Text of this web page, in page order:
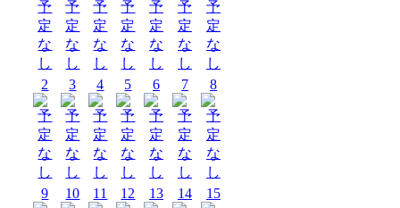
2 3 4 5 6 7 8
9 10 11 12 13 14 15